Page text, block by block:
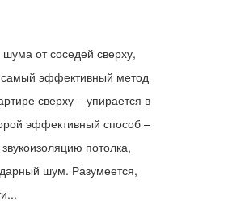
от соседей сверху,
эффективный метод
сверху – упирается в
эффективный способ –
потолка,
шум. Разумеется,